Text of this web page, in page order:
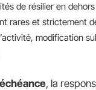
de résilier en
rares et strictement
modification
, la